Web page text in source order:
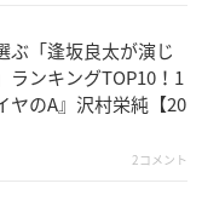
ぶ「逢坂良太が演じ
ランキングTOP10！1
ヤのA』沢村栄純【20
2コメント